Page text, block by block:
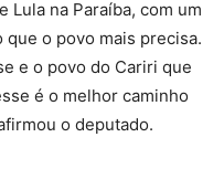
Lula na Paraíba, com um
o povo mais precisa.
e o povo do Cariri que
é o melhor caminho
o deputado.